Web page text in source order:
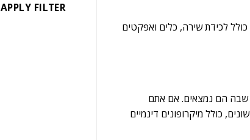
כולל לכידת שירה, כלים ואפקטים
שבה הם נמצאים. אם אתם
כולל מיקרופונים דינמיים
APPLY FILTER